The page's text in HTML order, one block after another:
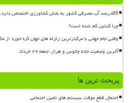
85درصد آب مصرفی کشور به بخش کشاورزی اختصاص دارد، آن هم با قیمت خیلی پایین
چرا کدئین کم شده است؟
وقتی جام جهانی با مرگبارترین زلزله های جهان گره خورد از
آخرین وضعیت جاده چالوس و هراز، جمعه ۲۹ خرداد
پربحث ترین ها
احتمال قطع موقت سیستم های تامین اجتماعی